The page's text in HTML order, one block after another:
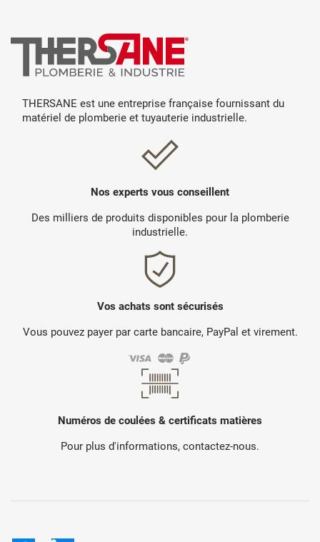
THERSANE est une entreprise française fournissant du
matériel de plomberie et tuyauterie industrielle.
Nos experts vous conseillent
Des milliers de produits disponibles pour la plomberie
industrielle.
Vos achats sont sécurisés
Vous pouvez payer par carte bancaire, PayPal et virement.
Numéros de coulées & certificats matières
Pour plus d'informations, contactez-nous.